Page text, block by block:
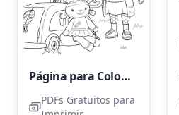
Página para Colorir da Doc McStuffins e Lambie
PDFs Gratuitos para